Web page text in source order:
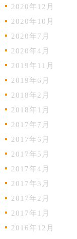
2020年12月
2020年10月
2020年7月
2020年4月
2019年11月
2019年6月
2018年2月
2018年1月
2017年7月
2017年6月
2017年5月
2017年4月
2017年3月
2017年2月
2017年1月
2016年12月